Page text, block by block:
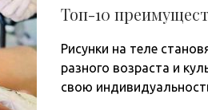
Топ-10
Рисунки на теле
разного возраста и
свою